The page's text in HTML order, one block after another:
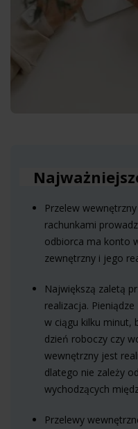
Przelew
rachunkami
odbiorca ma konto
zewnętrzny i jego
Największą zaletą
realizacja.
w ciągu kilku minut,
dzień roboczy czy
wewnętrzny jest
dlatego nie zależy
wychodzących
Przelewy